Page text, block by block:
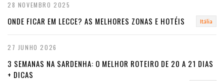
28 NOVEMBRO 2025
ONDE FICAR EM LECCE? AS MELHORES ZONAS E HOTÉIS Itália
27 JUNHO 2026
3 SEMANAS NA SARDENHA: O MELHOR ROTEIRO DE 20 A 21 DIAS
+ DICAS